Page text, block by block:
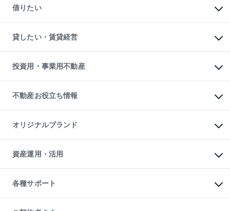
中古一戸建ての購入
不動産購入の流れ
注目キーワード物件特集
購入ガイド
English 繁体中文簡体中文
一戸建ての売却・査定
土地の売却・査定
スピードAI査定
不動産査定について
不動産売却の流れ
不動産買換えの流れ
売却ガイド
借りたい
オフィス・店舗の賃貸
借りるときの流れ
借りるガイド
貸したい・賃貸経営
マンション賃料データ
賃貸管理プラン
リロケーションについて
貸すガイド
投資用・事業用不動産
事業用不動産
マンション投資
投資用マンション
アパート経営
収益物件
ビル購入（ビル一棟）
投資用不動産の売却査定
事業用不動産の売却査定
不動産お役立ち情報
マンションライブラリー
人気マンションランキング
暮らしに役立つ不動産メディア
不動産相場・不動産価格情報
不動産コラム・ニュース
不動産用語集
不動産なんでもネット相談室
住まいの税金
オリジナルブランド
一棟リノベーションマンション
L`GENTE（ルジェンテ）
区分リノベーションマンション
投資用一棟レジデンスWELL
不動産小口投資
LEGACIA（レガシア）
資産運用・活用
不動産M&A
アセットマネジメント・出資
各種サポート